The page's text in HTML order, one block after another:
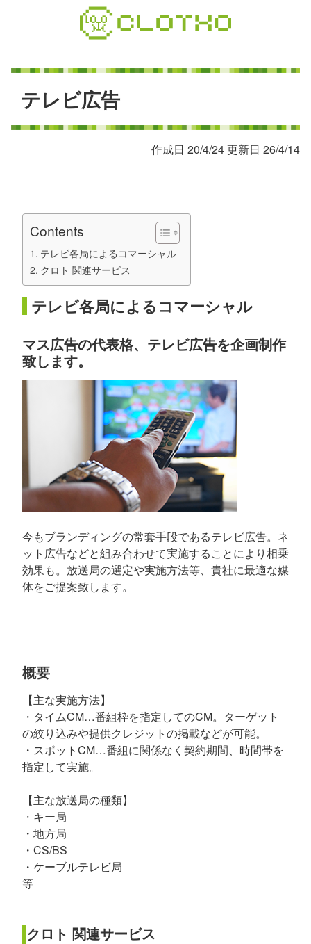
テレビ広告
作成日 20/4/24 更新日 26/4/14
Contents
テレビ各局によるコマーシャル
クロト 関連サービス
テレビ各局によるコマーシャル
マス広告の代表格、テレビ広告を企画制作
致します。
今もブランディングの常套手段であるテレビ広告。ネ
ット広告などと組み合わせて実施することにより相乗
効果も。放送局の選定や実施方法等、貴社に最適な媒
体をご提案致します。
概要
【主な実施方法】
・タイムCM…番組枠を指定してのCM。ターゲット
の絞り込みや提供クレジットの掲載などが可能。
・スポットCM…番組に関係なく契約期間、時間帯を
指定して実施。
【主な放送局の種類】
・キー局
・地方局
・CS/BS
・ケーブルテレビ局
等
クロト 関連サービス